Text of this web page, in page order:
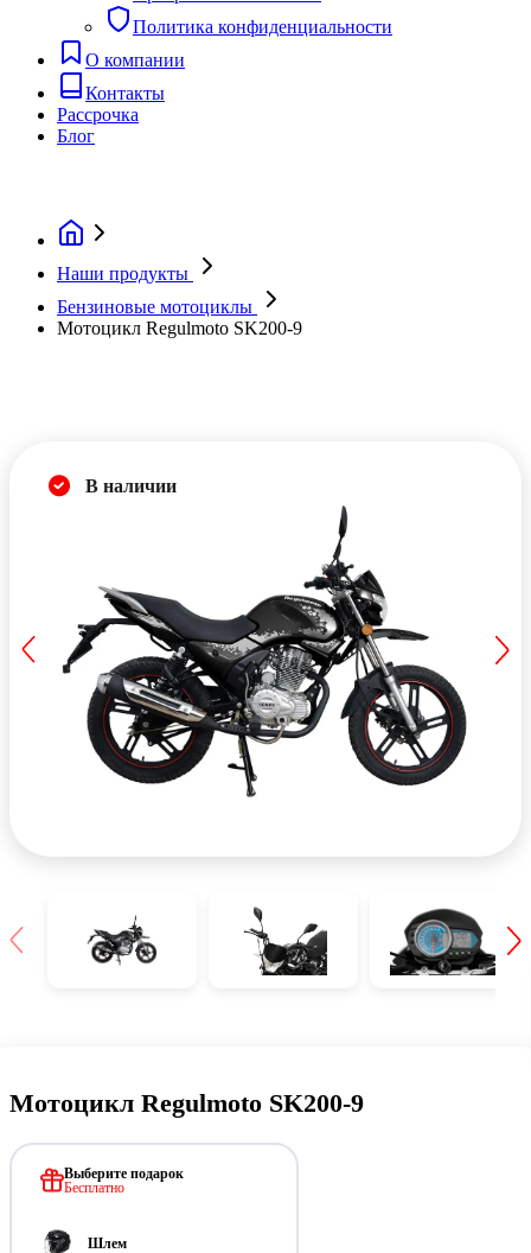
Политика конфиденциальности
О компании
Контакты
Рассрочка
Блог
Наши продукты
Бензиновые мотоциклы
Мотоцикл Regulmoto SK200-9
В наличии
Мотоцикл Regulmoto SK200-9
Выберите подарок
Бесплатно
Шлем